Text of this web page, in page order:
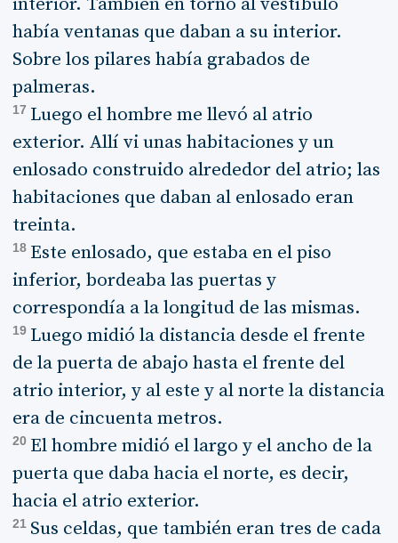
había ventanas que daban a su interior.
Sobre los pilares había grabados de
palmeras.
17 Luego el hombre me llevó al atrio
exterior. Allí vi unas habitaciones y un
enlosado construido alrededor del atrio; las
habitaciones que daban al enlosado eran
treinta.
18 Este enlosado, que estaba en el piso
inferior, bordeaba las puertas y
correspondía a la longitud de las mismas.
19 Luego midió la distancia desde el frente
de la puerta de abajo hasta el frente del
atrio interior, y al este y al norte la distancia
era de cincuenta metros.
20 El hombre midió el largo y el ancho de la
puerta que daba hacia el norte, es decir,
hacia el atrio exterior.
21 Sus celdas, que también eran tres de cada